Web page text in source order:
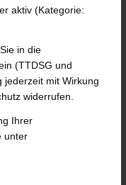
2025
aktiv (Kategorie:
in die
(TTDSG und
jederzeit mit Wirkung
widerrufen.
Ihrer
unter